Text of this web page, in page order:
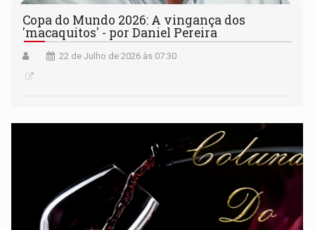
Copa do Mundo 2026: A vingança dos
'macaquitos' - por Daniel Pereira
22 de Julho de 2026 às 07:30